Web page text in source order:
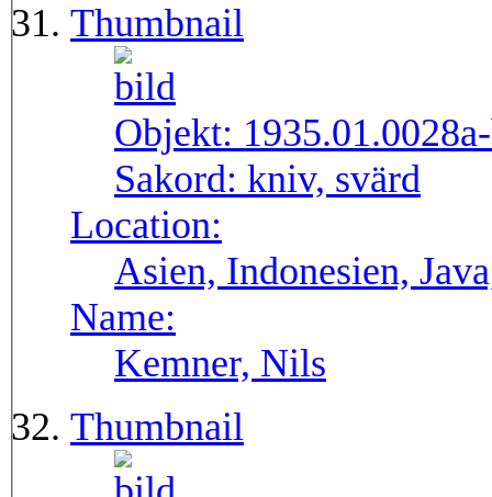
Thumbnail
Objekt:
Sakord: kniv, svärd
Location:
Asien, Indonesien,
Name:
Kemner, Nils
Thumbnail